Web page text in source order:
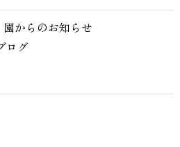
園からのお知らせ
ログ